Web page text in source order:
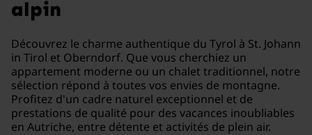
alpin
Découvrez le charme authentique du Tyrol à St. Johann
in Tirol et Oberndorf. Que vous cherchiez un
appartement moderne ou un chalet traditionnel, notre
sélection répond à toutes vos envies de montagne.
Profitez d'un cadre naturel exceptionnel et de
prestations de qualité pour des vacances inoubliables
en Autriche, entre détente et activités de plein air.